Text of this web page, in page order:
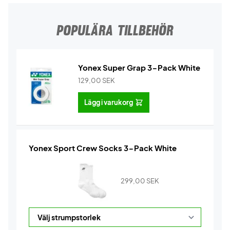
POPULÄRA TILLBEHÖR
Yonex Super Grap 3-Pack White
129,00 SEK
Lägg i varukorg
Yonex Sport Crew Socks 3-Pack White
299,00 SEK